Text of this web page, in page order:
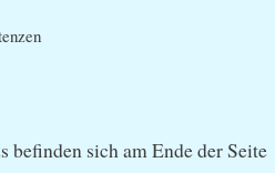
sich am Ende der Seite